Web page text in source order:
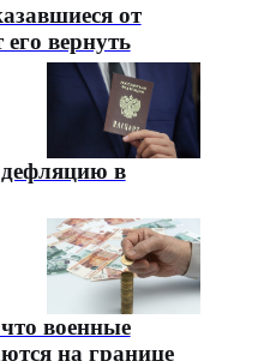
от
вернуть
дефляцию в
военные
на границе